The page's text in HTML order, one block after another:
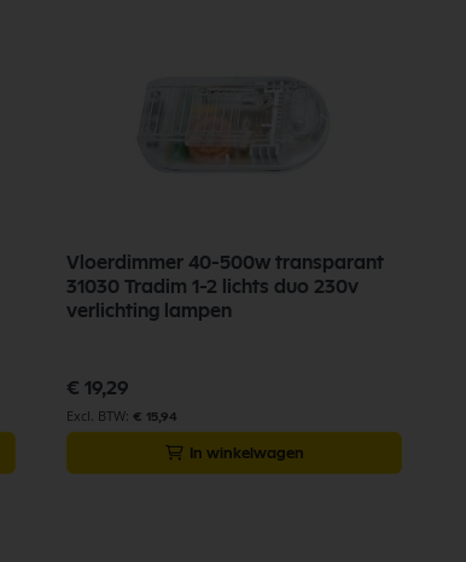
Vloerdimmer 40-500w transparant
31030 Tradim 1-2 lichts duo 230v
verlichting lampen
€ 19,29
€ 15,94
In winkelwagen